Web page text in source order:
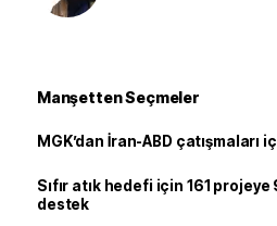
Manşetten Seçmeler
MGK’dan İran-ABD çatışmaları
Sıfır atık hedefi için 161 projeye
destek